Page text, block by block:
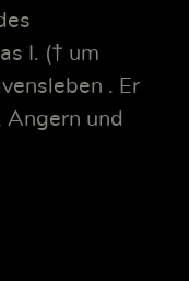
I. († um
. Er
und